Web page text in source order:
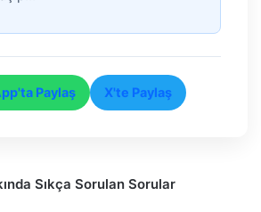
Paylaş X'te Paylaş
Sıkça Sorulan Sorular